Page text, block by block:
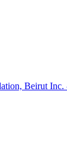
Beirut Inc.